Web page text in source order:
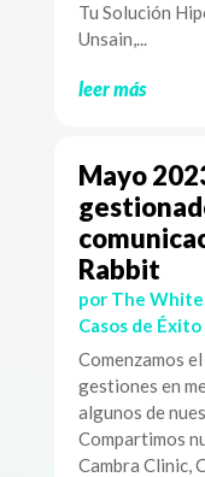
Tu Solución
Unsain,...
leer más
Mayo
Rabbit
por The
Casos de Éxito
Comenzamos
gestiones en
algunos de
Compartimos
Cambra Clinic,